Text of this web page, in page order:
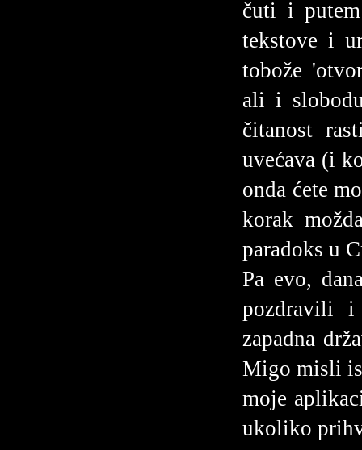
čuti i
tekstove i
tobože
ali i
čitanost
uvećava (i
onda ćete
korak
paradoks u
Pa evo,
pozdravili i
zapadna
Migo misli
moje
ukoliko